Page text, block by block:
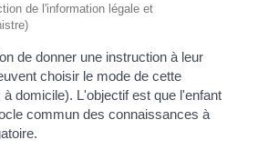
de l'information légale et
de donner une instruction à leur
choisir le mode de cette
domicile). L'objectif est que l'enfant
commun des connaissances à